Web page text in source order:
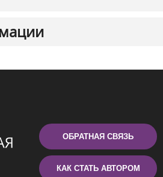
ОБРАТНАЯ СВЯЗЬ
КАК СТАТЬ АВТОРОМ